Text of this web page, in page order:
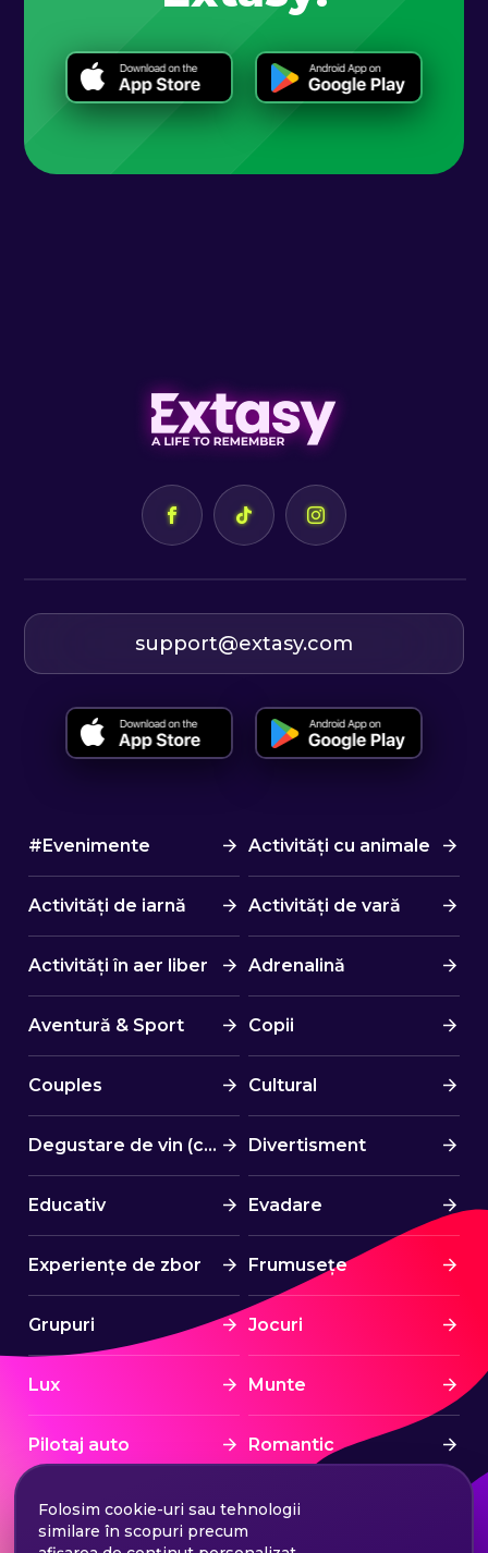
support@extasy.com
#Evenimente Activități cu animale
Activități de iarnă Activități de vară
Activități în aer liber Adrenalină
Aventură & Sport Copii
Couples Cultural
Degustare de vin (cină) Divertisment
Educativ Evadare
Experiențe de zbor Frumusețe
Grupuri Jocuri
Lux Munte
Pilotaj auto Romantic
Spa & Wellness Sport
Folosim cookie-uri sau tehnologii
similare în scopuri precum